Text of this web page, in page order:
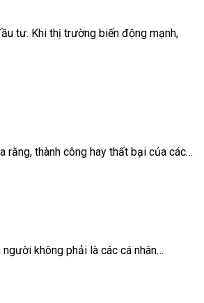
tư. Khi thị trường biến động mạnh,
rằng, thành công hay thất bại của các…
không phải là các cá nhân…